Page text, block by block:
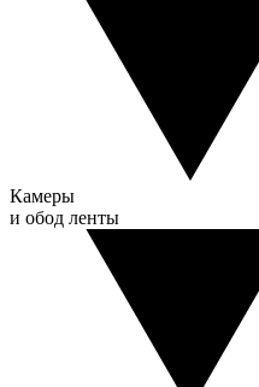
Камеры
и обод ленты